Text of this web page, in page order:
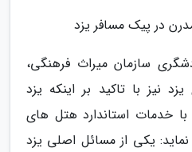
در پیک مسافر یزد
سازمان میراث فرهنگی،
نیز با تاکید بر اینکه یزد
خدمات استاندارد هتل های
نماید: یکی از مسائل اصلی یزد